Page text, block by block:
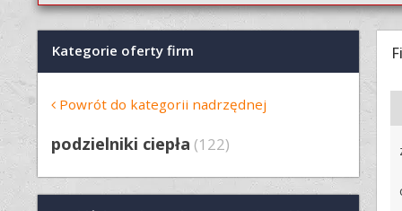
Kategorie oferty firm
Powrót do kategorii nadrzędnej
podzielniki ciepła (122)